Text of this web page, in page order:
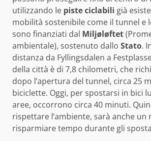
utilizzando le piste ciclabili già
mobilità sostenibile come il tunnel e
sono finanziati dal Miljøløftet
ambientale), sostenuto dallo Stato.
distanza da Fyllingsdalen a
della città è di 7,8 chilometri, che
dopo l’apertura del tunnel, circa 25
biciclette. Oggi, per spostarsi in bici
aree, occorrono circa 40 minuti.
rispettare l’ambiente, sarà anche un
risparmiare tempo durante gli